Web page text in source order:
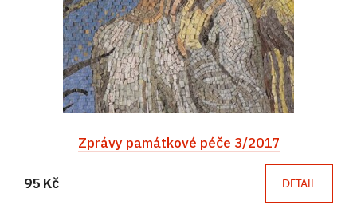
Zprávy památkové péče 3/2017
95 Kč DETAIL